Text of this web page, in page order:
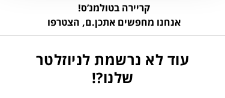
קריירה בטולמנ’ס!
אנחנו מחפשים אתכן.ם, הצטרפו
עוד לא נרשמת לניוזלטר
שלנו?!